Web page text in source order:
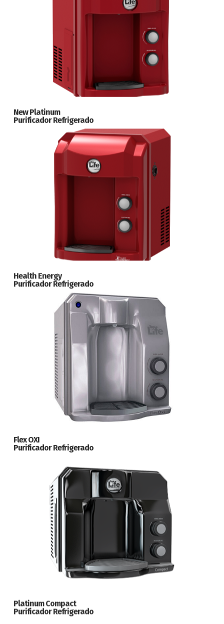
New Platinum
Purificador Refrigerado
Health Energy
Purificador Refrigerado
Flex OXI
Purificador Refrigerado
Platinum Compact
Purificador Refrigerado